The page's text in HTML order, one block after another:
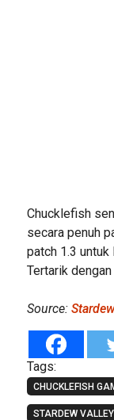
Chucklefish
secara penuh
patch 1.3 untuk
Tertarik
Source:
Tags:
CHUCKLEFISH
STARDEW VALLEY